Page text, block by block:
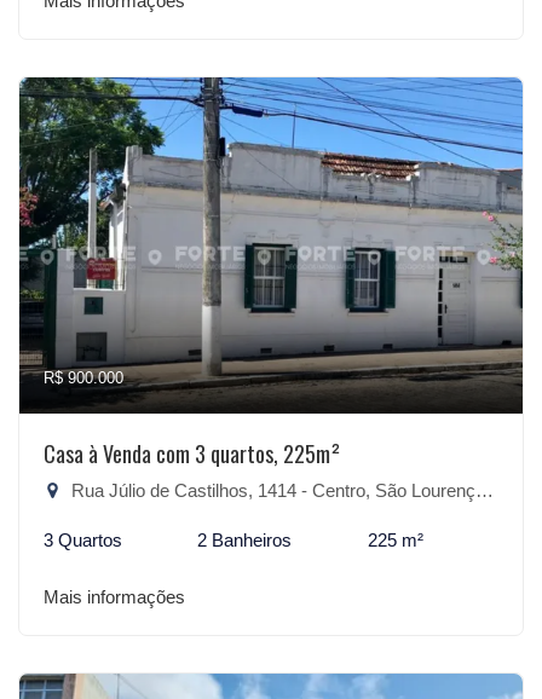
R$ 900.000
Casa à Venda com 3 quartos, 225m²
Rua Júlio de Castilhos, 1414 - Centro, São Lourenço do Sul-RS
3 Quartos 2 Banheiros 225 m²
Mais informações